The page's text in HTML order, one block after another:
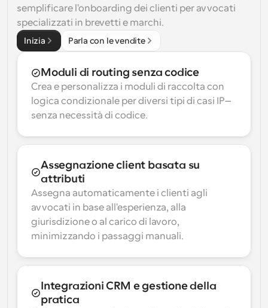
semplificare l'onboarding dei clienti per avvocati
specializzati in brevetti e marchi.
Inizia Parla con le vendite
Moduli di routing senza codice
Crea e personalizza i moduli di raccolta con
logica condizionale per diversi tipi di casi IP—
senza necessità di codice.
Assegnazione client basata su
attributi
Assegna automaticamente i clienti agli
avvocati in base all'esperienza, alla
giurisdizione o al carico di lavoro,
minimizzando i passaggi manuali.
Integrazioni CRM e gestione della
pratica